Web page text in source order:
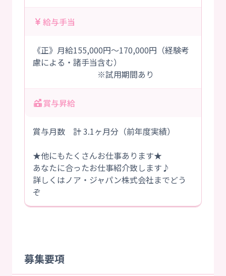
給与手当
《正》月給155,000円～170,000円（経験考
慮による・諸手当含む）
※試用期間あり
賞与昇給
賞与月数 計 3.1ヶ月分（前年度実績）
★他にもたくさんお仕事あります★
あなたに合ったお仕事紹介致します♪
詳しくはノア・ジャパン株式会社までどう
ぞ
募集要項